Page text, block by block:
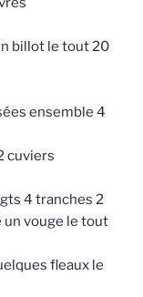
billot le tout 20
ensemble 4
cuviers
4 tranches 2
un vouge le tout
fleaux le